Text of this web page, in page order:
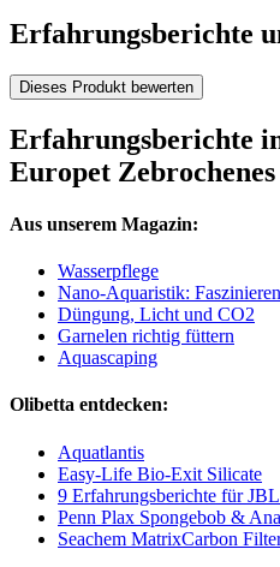
Erfahrungsberichte
Dieses Produkt bewerten
Erfahrungsberichte
Europet
Aus unserem Magazin:
Wasserpflege
Nano-Aquaristik:
Düngung, Licht und CO2
Garnelen richtig füttern
Aquascaping
Olibetta entdecken:
Aquatlantis
Easy-Life Bio-Exit Silicate
9 Erfahrungsberichte für
Penn Plax Spongebob &
Seachem MatrixCarbon